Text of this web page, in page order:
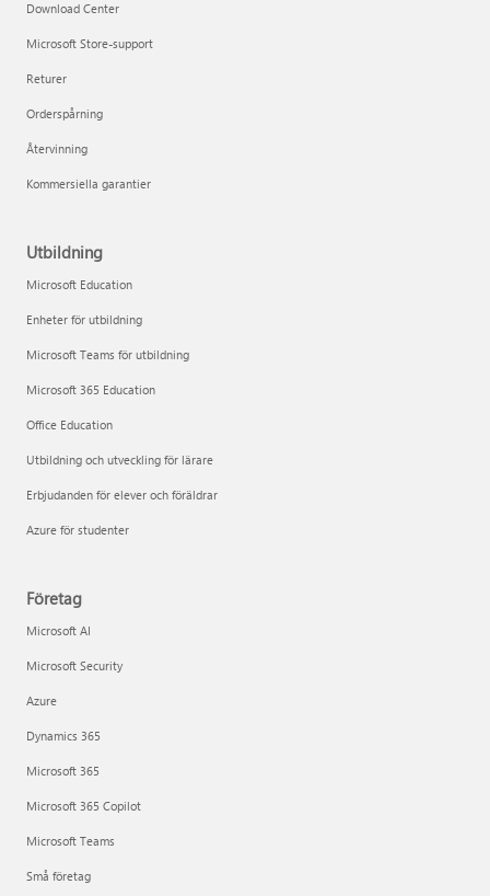
Download Center
Microsoft Store-support
Returer
Orderspårning
Återvinning
Kommersiella garantier
Utbildning
Microsoft Education
Enheter för utbildning
Microsoft Teams för utbildning
Microsoft 365 Education
Office Education
Utbildning och utveckling för lärare
Erbjudanden för elever och föräldrar
Azure för studenter
Företag
Microsoft AI
Microsoft Security
Azure
Dynamics 365
Microsoft 365
Microsoft 365 Copilot
Microsoft Teams
Små företag